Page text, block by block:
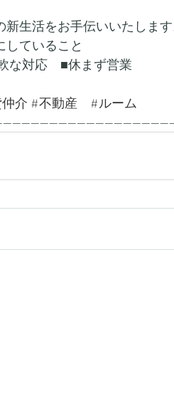
生活をお手伝いいたします
していること
な対応　■休まず営業
介 #不動産
#ルーム